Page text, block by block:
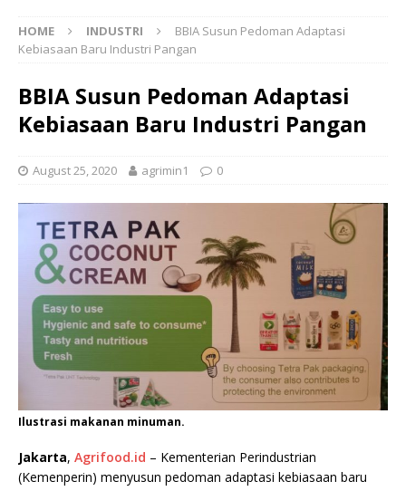
HOME INDUSTRI
BBIA Susun Pedoman Adaptasi
Kebiasaan Baru Industri Pangan
BBIA Susun Pedoman Adaptasi
Kebiasaan Baru Industri Pangan
August 25, 2020 agrimin1 0
Ilustrasi makanan minuman.
Jakarta, Agrifood.id – Kementerian Perindustrian
(Kemenperin) menyusun pedoman adaptasi kebiasaan baru